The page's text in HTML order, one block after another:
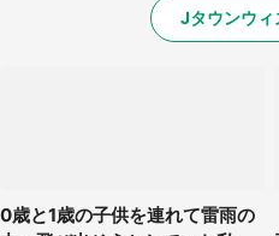
Jタウンウィ
0歳と1歳の子供を連れて雷雨の